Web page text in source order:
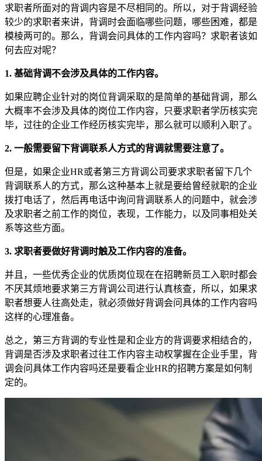
求职者所面对的背调内容是不尽相同的。所以，对于背调经验
较少的求职者来讲，背调时会面临哪些问题，哪些困难，都是
模棱两可的。那么，背调会问具体的工作内容吗？求职者该如
何去应对呢？
1. 基础背调不会涉及具体的工作内容。
如果应聘企业针对的岗位背调采取的是简单的基础背调，那么
大概率不会涉及具体的岗位工作内容，只要求职者学历核实完
毕，过往的企业工作经历核实完毕，那么就可以顺利入职了。
2. 一般需要留下背调联系人方式的背调就需要注意了。
但是，如果企业HR或者第三方背调公司要求求职者留下几个
背调联系人的方式，那么这种基本上就是要给曾经就职的企业
拨打电话了，然后再电话中询问背调联系人的问题中，就会涉
及求职者之前工作的岗位，表现，工作能力，以及同事相处关
系等这些方面。
3. 求职者要做好背调时触及工作内容的准备。
并且，一些优秀企业的优质岗位现在在招聘新员工入职时都会
不厌其烦地要求第三方背调公司进行认真核查，所以，如果求
职者想要人往高处走，就必须做好背调会问具体的工作内容吗
这样的心理准备。
总之，第三方背调的专业性是和企业方的背调要求相结合的，
背调是否涉及求职者过往工作内容主动权掌握在企业手里，背
调会问具体工作内容吗还是要看企业HR的招聘方案是如何制
定的。